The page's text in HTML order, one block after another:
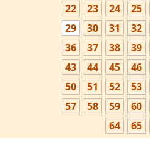
22
23 24 25
29
30 31 32
36
37 38 39
43
44 45 46
50
51 52 53
57
58 59 60
64
65